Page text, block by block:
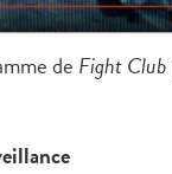
de Fight Club